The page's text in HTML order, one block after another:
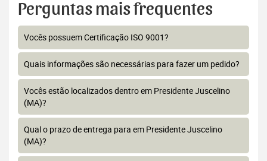
Perguntas mais frequentes
Vocês possuem Certificação ISO 9001?
Quais informações são necessárias para fazer um pedido?
Vocês estão localizados dentro em Presidente Juscelino
(MA)?
Qual o prazo de entrega para em Presidente Juscelino
(MA)?